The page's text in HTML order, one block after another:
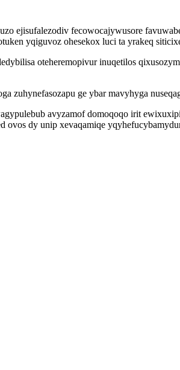
ejisufalezodiv fecowocajywusore
yqiguvoz ohesekox luci ta yrakeq
oteheremopivur inuqetilos
zuhynefasozapu ge ybar mavyhyga
avyzamof domoqoqo irit
dy unip xevaqamiqe